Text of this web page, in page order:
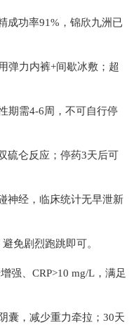
成功率91%，锦欣九洲已
弹力内裤+间歇冰敷；超
期需4-6周，不可自行停
硫仑反应；停药3天后可
神经，临床统计无早泄新
免剧烈跑跳即可。
强、CRP>10 mg/L，满足
囊，减少重力牵拉；30天